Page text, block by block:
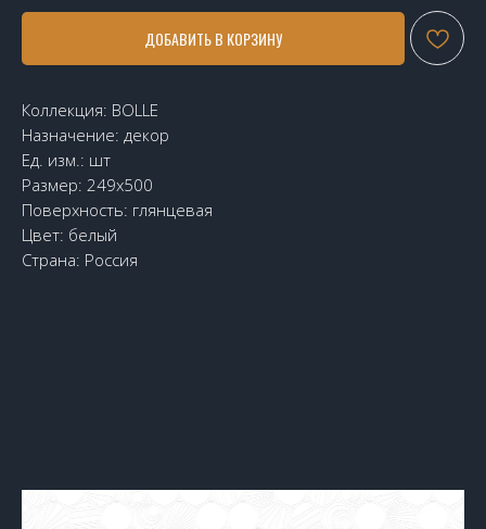
ДОБАВИТЬ В КОРЗИНУ
Коллекция: BOLLE
Назначение: декор
Ед. изм.: шт
Размер: 249х500
Поверхность: глянцевая
Цвет: белый
Страна: Россия